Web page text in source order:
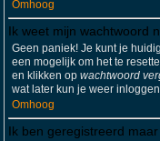
Omhoog
Ik weet mijn wachtwoord
Geen paniek! Je kunt je
een mogelijk om het te
en klikken op wachtwoord
wat later kun je weer
Omhoog
Ik ben geregistreerd